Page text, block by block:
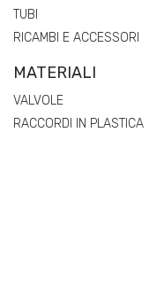
TUBI
RICAMBI E ACCESSORI
MATERIALI
VALVOLE
RACCORDI IN PLASTICA